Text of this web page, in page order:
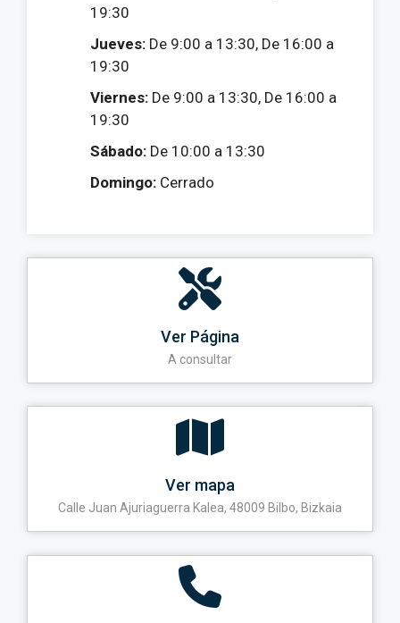
19:30
Jueves: De 9:00 a 13:30, De 16:00 a
19:30
Viernes: De 9:00 a 13:30, De 16:00 a
19:30
Sábado: De 10:00 a 13:30
Domingo: Cerrado
Ver Página
A consultar
Ver mapa
Calle Juan Ajuriaguerra Kalea, 48009 Bilbo, Bizkaia